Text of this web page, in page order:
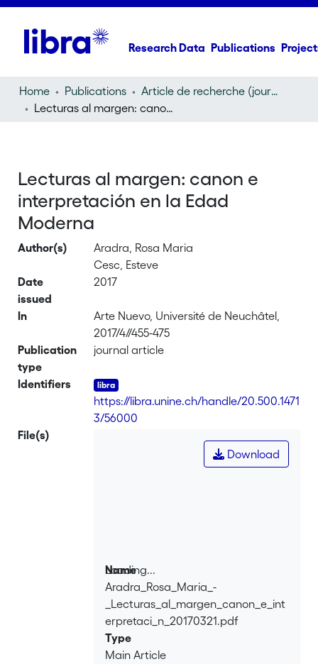
Research Data Publications
Home Publications
Article de recherche (journal article)
Lecturas al margen: canon e interpretación en la Edad Moderna
Lecturas al margen: canon e
interpretación en la Edad
Moderna
Author(s)
Aradra, Rosa Maria
Cesc, Esteve
Date
issued
2017
In
Arte Nuevo, Université de Neuchâtel,
2017/4//455-475
Publication
type
journal article
Identifiers
https://libra.unine.ch/handle/20.500.1471
3/56000
File(s)
Loading...
Loading...
Download
Name
Aradra_Rosa_Maria_-
_Lecturas_al_margen_canon_e_int
erpretaci_n_20170321.pdf
Type
Main Article